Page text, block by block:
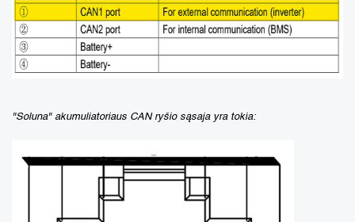
"Soluna" akumuliatoriaus CAN ryšio sąsaja yra tokia: